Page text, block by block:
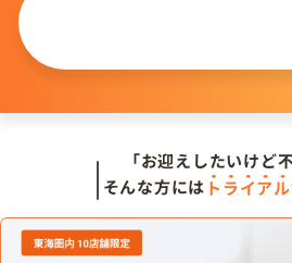
「お迎えしたいけど
そんな方には トライアル